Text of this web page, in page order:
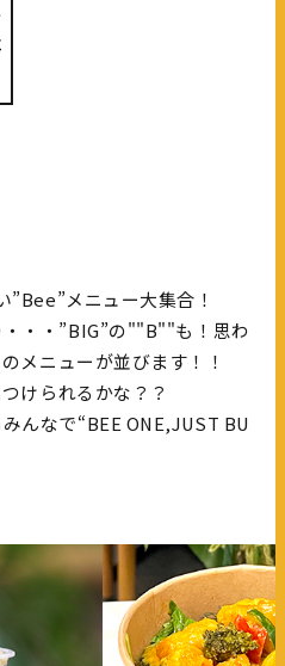
”Bee”メニュー大集合！
・・”BIG”の""B""も！思わ
メニューが並びます！！
けられるかな？？
んなで“BEE ONE,JUST BU